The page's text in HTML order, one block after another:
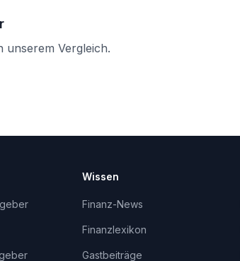
unserem Vergleich.
Wissen
Finanz-News
Finanzlexikon
Gastbeiträge